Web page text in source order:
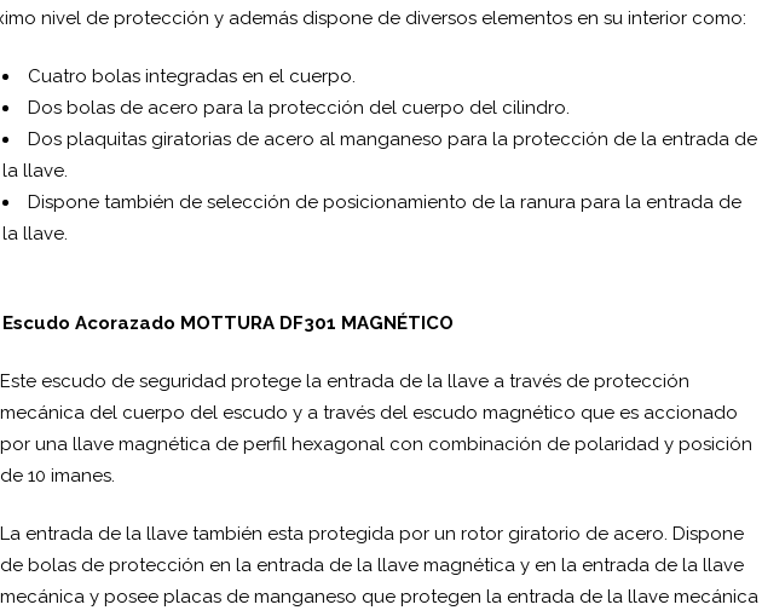
nivel de protección y además dispone de diversos elementos en su interior como:
Cuatro bolas integradas en el cuerpo.
Dos bolas de acero para la protección del cuerpo del cilindro.
Dos plaquitas giratorias de acero al manganeso para la protección de la entrada de
la llave.
Dispone también de selección de posicionamiento de la ranura para la entrada de
la llave.
Escudo Acorazado MOTTURA DF301 MAGNÉTICO
Este escudo de seguridad protege la entrada de la llave a través de protección
mecánica del cuerpo del escudo y a través del escudo magnético que es accionado
por una llave magnética de perfil hexagonal con combinación de polaridad y posición
de 10 imanes.
La entrada de la llave también esta protegida por un rotor giratorio de acero. Dispone
de bolas de protección en la entrada de la llave magnética y en la entrada de la llave
mecánica y posee placas de manganeso que protegen la entrada de la llave mecánica